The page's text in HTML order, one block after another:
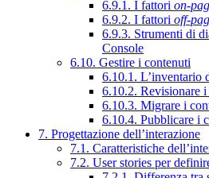
6.9.1. I fattori on-
6.9.2. I fattori off-
6.9.3. Strumenti di
Console
6.10. Gestire i contenuti
6.10.1. L’inventario
6.10.2. Revisionare
6.10.3. Migrare i
6.10.4. Pubblicare i
7. Progettazione dell’interazione
7.1. Caratteristiche
7.2. User stories per